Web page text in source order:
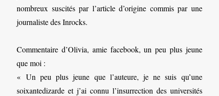
nombreux suscités par l’article d’origine commis par une
journaliste des Inrocks.
Commentaire d’Olivia, amie facebook, un peu plus jeune
que moi :
« Un peu plus jeune que l’auteure, je ne suis qu’une
soixantedizarde et j’ai connu l’insurrection des universités